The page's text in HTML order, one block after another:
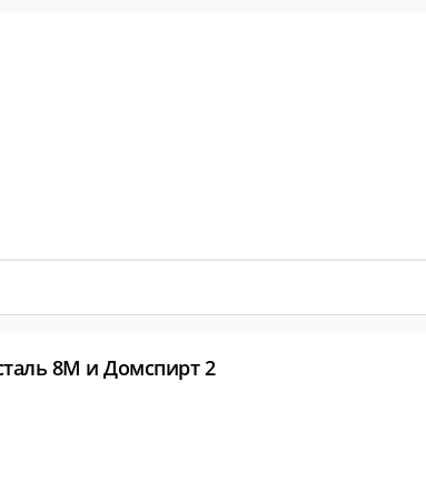
работы устройства, необходимости
товара основывается на последних доступных данных от
8М и Домспирт 2